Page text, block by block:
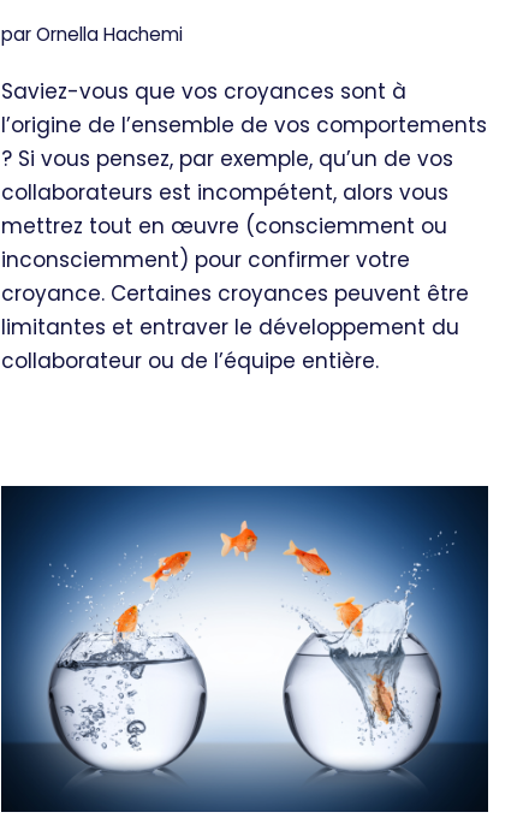
parOrnella Hachemi
Saviez-vous que vos croyances sont à
l’origine de l’ensemble de vos comportements
? Si vous pensez, par exemple, qu’un de vos
collaborateurs est incompétent, alors vous
mettrez tout en œuvre (consciemment ou
inconsciemment) pour confirmer votre
croyance. Certaines croyances peuvent être
limitantes et entraver le développement du
collaborateur ou de l’équipe entière.